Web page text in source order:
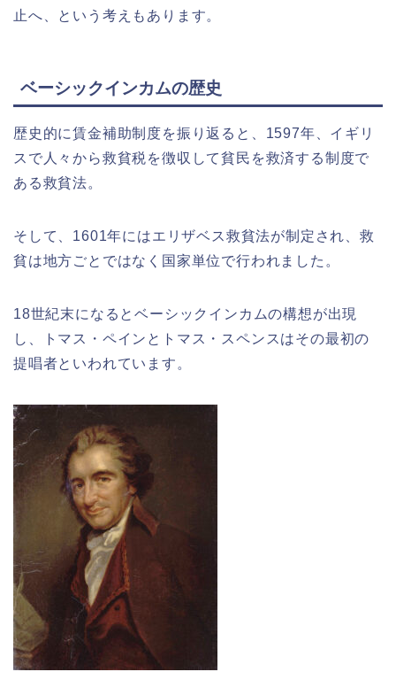
止へ、という考えもあります。
ベーシックインカムの歴史
歴史的に賃金補助制度を振り返ると、1597年、イギリ
スで人々から救貧税を徴収して貧民を救済する制度で
ある救貧法。
そして、1601年にはエリザベス救貧法が制定され、救
貧は地方ごとではなく国家単位で行われました。
18世紀末になるとベーシックインカムの構想が出現
し、トマス・ペインとトマス・スペンスはその最初の
提唱者といわれています。